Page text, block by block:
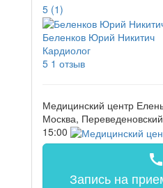
5 (1)
Беленков Юрий Никитич
Кардиолог
5 1 отзыв
Медицинский центр
Москва,
15:00
call
Запись на